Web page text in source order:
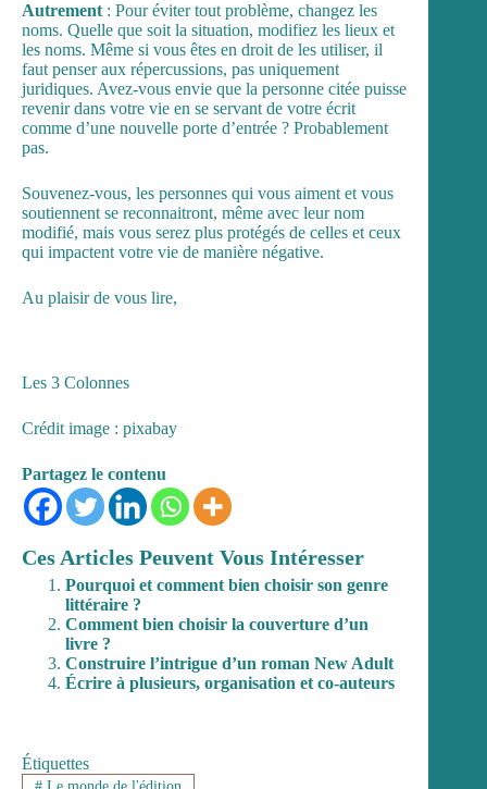
Autrement : Pour éviter tout problème, changez les
noms. Quelle que soit la situation, modifiez les lieux et
les noms. Même si vous êtes en droit de les utiliser, il
faut penser aux répercussions, pas uniquement
juridiques. Avez-vous envie que la personne citée puisse
revenir dans votre vie en se servant de votre écrit
comme d’une nouvelle porte d’entrée ? Probablement
pas.
Souvenez-vous, les personnes qui vous aiment et vous
soutiennent se reconnaitront, même avec leur nom
modifié, mais vous serez plus protégés de celles et ceux
qui impactent votre vie de manière négative.
Au plaisir de vous lire,
Les 3 Colonnes
Crédit image : pixabay
Partagez le contenu
Ces Articles Peuvent Vous Intéresser
Pourquoi et comment bien choisir son genre
littéraire ?
Comment bien choisir la couverture d’un
livre ?
Construire l’intrigue d’un roman New Adult
Écrire à plusieurs, organisation et co-auteurs
Étiquettes